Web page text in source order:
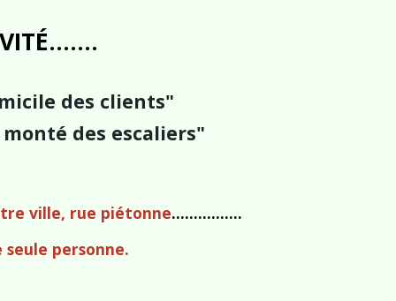
des clients"
des escaliers"
ville, rue piétonne................
personne.